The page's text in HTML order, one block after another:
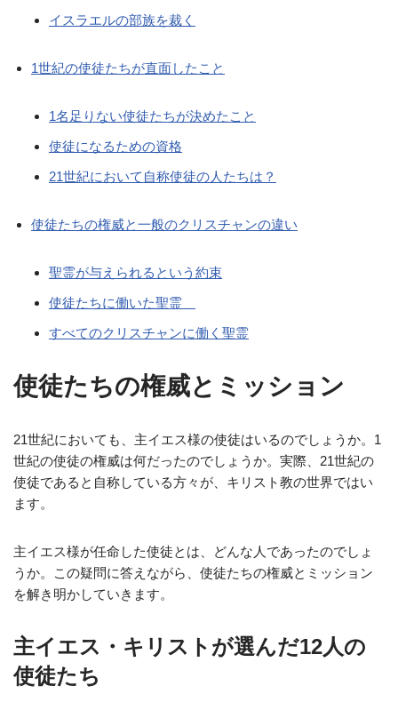
イスラエルの部族を裁く
1世紀の使徒たちが直面したこと
1名足りない使徒たちが決めたこと
使徒になるための資格
21世紀において自称使徒の人たちは？
使徒たちの権威と一般のクリスチャンの違い
聖霊が与えられるという約束
使徒たちに働いた聖霊
すべてのクリスチャンに働く聖霊
使徒たちの権威とミッション
21世紀においても、主イエス様の使徒はいるのでしょうか。1
世紀の使徒の権威は何だったのでしょうか。実際、21世紀の
使徒であると自称している方々が、キリスト教の世界ではい
ます。
主イエス様が任命した使徒とは、どんな人であったのでしょ
うか。この疑問に答えながら、使徒たちの権威とミッション
を解き明かしていきます。
主イエス・キリストが選んだ12人の
使徒たち